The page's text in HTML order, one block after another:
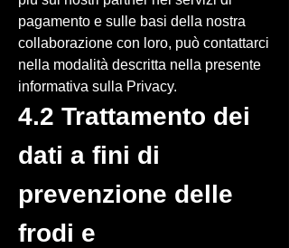
pagamento e sulle basi della nostra
collaborazione con loro, può contattarci
nella modalità descritta nella presente
informativa sulla Privacy.
4.2 Trattamento dei
dati a fini di
prevenzione delle
frodi e